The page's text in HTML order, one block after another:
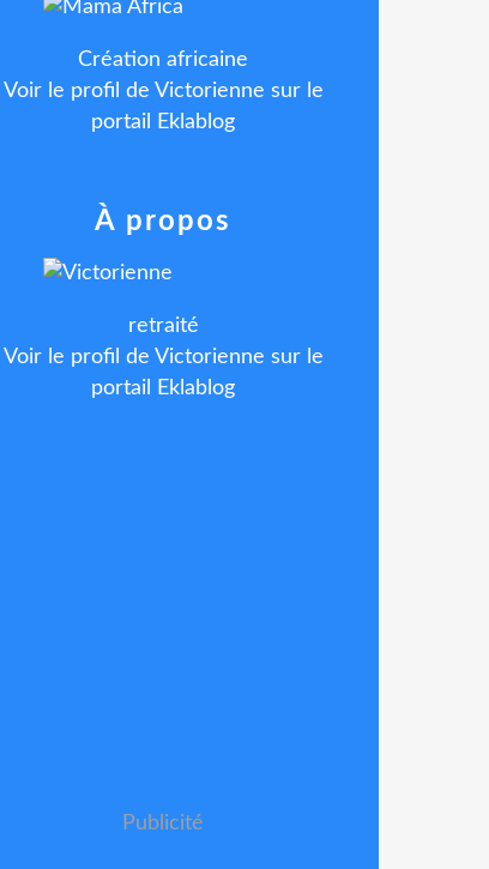
Création africaine
Voir le profil de Victorienne sur le
portail Eklablog
À propos
retraité
Voir le profil de Victorienne sur le
portail Eklablog
Publicité